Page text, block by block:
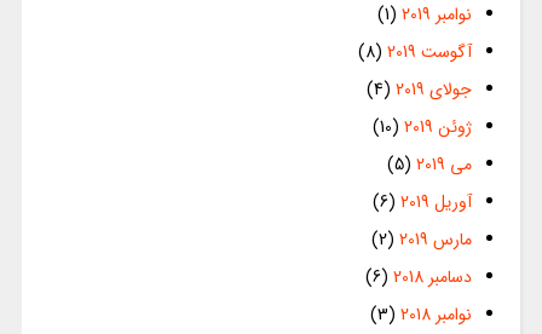
نوامبر 2019
(1)
آگوست 2019
(8)
جولای 2019
(4)
ژوئن 2019
(10)
می 2019
(5)
آوریل 2019
(6)
مارس 2019
(2)
دسامبر 2018
(6)
نوامبر 2018
(3)